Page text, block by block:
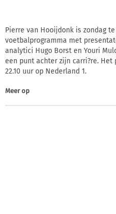
Pierre van Hooijdonk is zondag
voetbalprogramma met
analytici Hugo Borst en Youri
een punt achter zijn carri?re. Het
22.10 uur op Nederland 1.
Meer op